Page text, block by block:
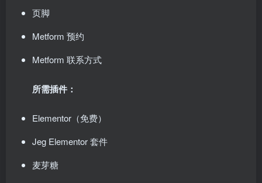
页脚
Metform 预约
Metform 联系方式
所需插件：
Elementor（免费）
Jeg Elementor 套件
麦芽糖